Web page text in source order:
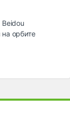
орбите